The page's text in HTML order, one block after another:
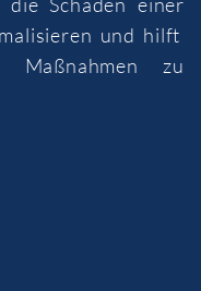
und hilft
Maßnahmen zu